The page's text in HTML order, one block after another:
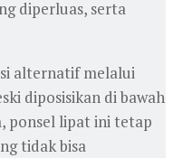
diperluas, serta
alternatif melalui
diposisikan di bawah
ponsel lipat ini tetap
tidak bisa